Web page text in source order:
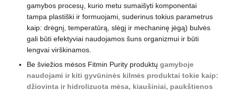
gamybos procesų, kurio metu sumaišyti komponentai
tampa plastiški ir formuojami, suderinus tokius parametrus
kaip: drėgnį, temperatūrą, slėgį ir mechaninę jėgą) bulvės
gali būti efektyviai naudojamos šuns organizmui ir būti
lengvai virškinamos.
Be šviežios mėsos Fitmin Purity produktų gamyboje
naudojami ir kiti gyvūninės kilmės produktai tokie kaip:
džiovinta ir hidrolizuota mėsa, kiaušiniai, paukštienos